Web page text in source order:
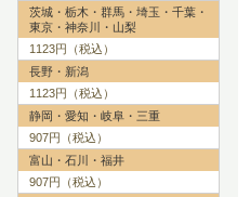
茨城・栃木・群馬・埼玉・千葉・
東京・神奈川・山梨
1123円（税込）
長野・新潟
1123円（税込）
静岡・愛知・岐阜・三重
907円（税込）
富山・石川・福井
907円（税込）